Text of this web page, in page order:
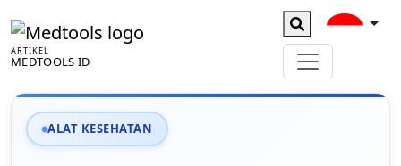
ARTIKEL
MEDTOOLS ID
ALAT KESEHATAN